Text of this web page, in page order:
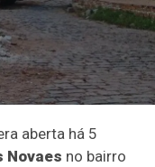
aberta há 5
Novaes no bairro